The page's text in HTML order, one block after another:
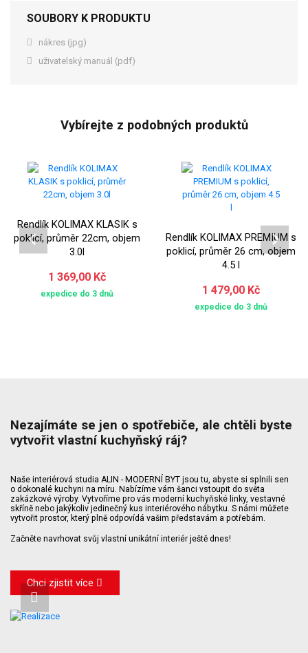
SOUBORY K PRODUKTU
nákres (jpg)
uživatelský manuál (pdf)
Vybírejte z podobných produktů
Rendlík KOLIMAX KLASIK s
poklicí, průměr 22cm, objem
3.0l
1 369,00 Kč
expedice do 3 dnů
Rendlík KOLIMAX PREMIUM s
poklicí, průměr 26 cm, objem
4.5 l
1 479,00 Kč
expedice do 3 dnů
Nezajímáte se jen o spotřebiče, ale chtěli byste
vytvořit vlastní kuchyňský ráj?
Naše interiérová studia ALIN - MODERNÍ BYT jsou tu, abyste si splnili sen
o dokonalé kuchyni na míru. Nabízíme vám šanci vstoupit do světa
zakázkové výroby. Vytvoříme pro vás moderní kuchyňské linky, vestavné
skříně nebo jakýkoliv jedinečný kus interiérového nábytku. S námi můžete
vytvořit prostor, který plně odpovídá vašim představám a potřebám.
Začněte navrhovat svůj vlastní unikátní interiér ještě dnes!
Chci zjistit více